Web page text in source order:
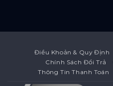
Điều Khoản & Quy Định
Chính Sách Đổi Trả
Thông Tin Thanh Toán